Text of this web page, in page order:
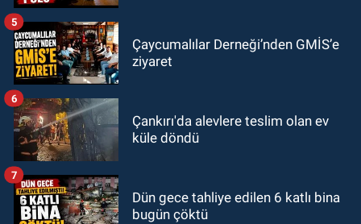
Çaycumalılar Derneği’nden GMİS’e
ziyaret
5
Çankırı'da alevlere teslim olan ev
küle döndü
6
Dün gece tahliye edilen 6 katlı bina
bugün çöktü
7